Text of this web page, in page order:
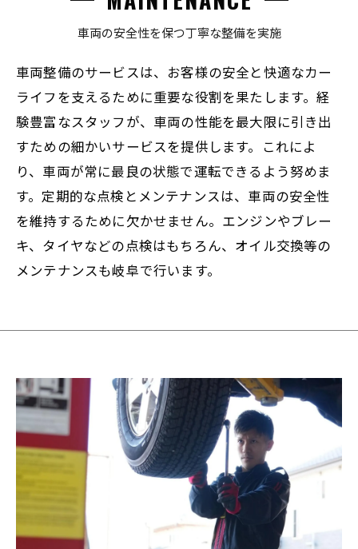
車両の安全性を保つ丁寧な整備を実施
車両整備のサービスは、お客様の安全と快適なカー
ライフを支えるために重要な役割を果たします。経
験豊富なスタッフが、車両の性能を最大限に引き出
すための細かいサービスを提供します。これによ
り、車両が常に最良の状態で運転できるよう努めま
す。定期的な点検とメンテナンスは、車両の安全性
を維持するために欠かせません。エンジンやブレー
キ、タイヤなどの点検はもちろん、オイル交換等の
メンテナンスも岐阜で行います。